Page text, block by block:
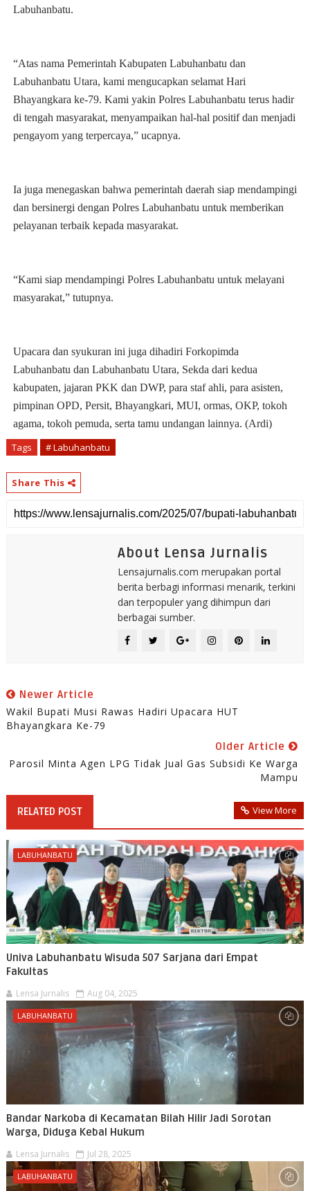
Labuhanbatu.
“Atas nama Pemerintah Kabupaten Labuhanbatu dan
Labuhanbatu Utara, kami mengucapkan selamat Hari
Bhayangkara ke-79. Kami yakin Polres Labuhanbatu terus hadir
di tengah masyarakat, menyampaikan hal-hal positif dan menjadi
pengayom yang terpercaya,” ucapnya.
Ia juga menegaskan bahwa pemerintah daerah siap mendampingi
dan bersinergi dengan Polres Labuhanbatu untuk memberikan
pelayanan terbaik kepada masyarakat.
“Kami siap mendampingi Polres Labuhanbatu untuk melayani
masyarakat,” tutupnya.
Upacara dan syukuran ini juga dihadiri Forkopimda
Labuhanbatu dan Labuhanbatu Utara, Sekda dari kedua
kabupaten, jajaran PKK dan DWP, para staf ahli, para asisten,
pimpinan OPD, Persit, Bhayangkari, MUI, ormas, OKP, tokoh
agama, tokoh pemuda, serta tamu undangan lainnya. (Ardi)
Tags # Labuhanbatu
Share This
About Lensa Jurnalis
Lensajurnalis.com merupakan portal
berita berbagi informasi menarik, terkini
dan terpopuler yang dihimpun dari
berbagai sumber.
Newer Article
Wakil Bupati Musi Rawas Hadiri Upacara HUT
Bhayangkara Ke-79
Older Article
Parosil Minta Agen LPG Tidak Jual Gas Subsidi Ke Warga
Mampu
RELATED POST View More
LABUHANBATU
Univa Labuhanbatu Wisuda 507 Sarjana dari Empat
Fakultas
Lensa Jurnalis Aug 04, 2025
LABUHANBATU
Bandar Narkoba di Kecamatan Bilah Hilir Jadi Sorotan
Warga, Diduga Kebal Hukum
Lensa Jurnalis Jul 28, 2025
LABUHANBATU